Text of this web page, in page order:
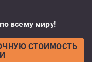
всему миру!
СТОИМОСТЬ